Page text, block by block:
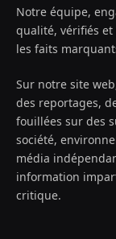
Notre équipe,
qualité, vérifiés
les faits
Sur notre site
des reportages,
fouillées sur des
société,
média
information
critique.